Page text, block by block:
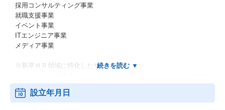
採用コンサルティング事業
就職支援事業
イベント事業
ITエンジニア事業
メディア事業
※新卒ＨＲ領域に特化したサービス
com/
・ＴＥＣＨ－ＢＡＳＥ就活エージェント：https://engineer-shukat
設立年月日